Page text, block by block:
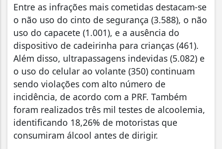
Entre as infrações mais cometidas destacam-se
o não uso do cinto de segurança (3.588), o não
uso do capacete (1.001), e a ausência do
dispositivo de cadeirinha para crianças (461).
Além disso, ultrapassagens indevidas (5.082) e
o uso do celular ao volante (350) continuam
sendo violações com alto número de
incidência, de acordo com a PRF. Também
foram realizados três mil testes de alcoolemia,
identificando 18,26% de motoristas que
consumiram álcool antes de dirigir.